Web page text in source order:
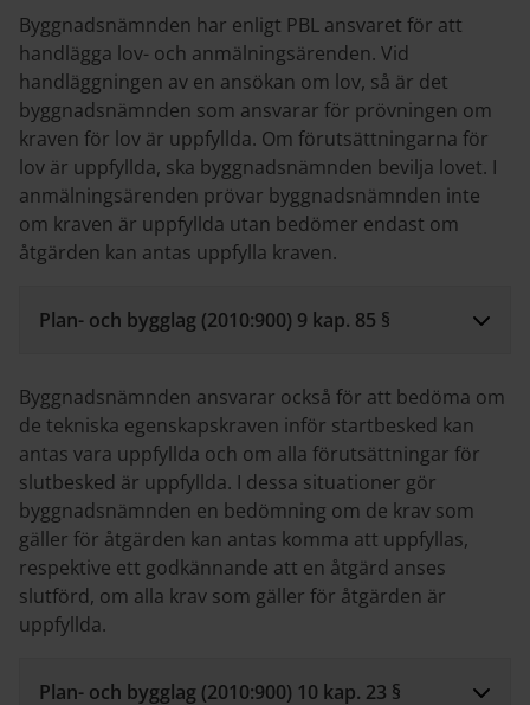
Byggnadsnämnden har enligt PBL ansvaret för att
handlägga lov- och anmälningsärenden. Vid
handläggningen av en ansökan om lov, så är det
byggnadsnämnden som ansvarar för prövningen om
kraven för lov är uppfyllda. Om förutsättningarna för
lov är uppfyllda, ska byggnadsnämnden bevilja lovet. I
anmälningsärenden prövar byggnadsnämnden inte
om kraven är uppfyllda utan bedömer endast om
åtgärden kan antas uppfylla kraven.
Plan- och bygglag (2010:900) 9 kap. 85 §
Byggnadsnämnden ansvarar också för att bedöma om
de tekniska egenskapskraven inför startbesked kan
antas vara uppfyllda och om alla förutsättningar för
slutbesked är uppfyllda. I dessa situationer gör
byggnadsnämnden en bedömning om de krav som
gäller för åtgärden kan antas komma att uppfyllas,
respektive ett godkännande att en åtgärd anses
slutförd, om alla krav som gäller för åtgärden är
uppfyllda.
Plan- och bygglag (2010:900) 10 kap. 23 §